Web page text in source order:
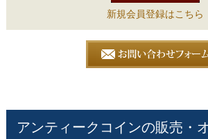
新規会員登録はこちら
アンティークコインの販売・